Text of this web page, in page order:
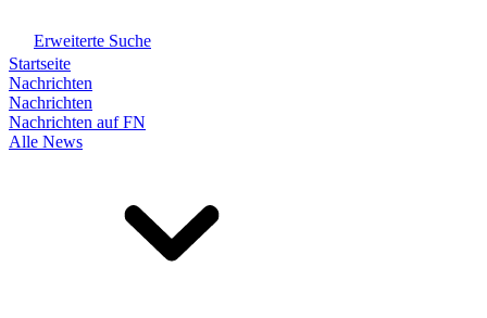
Erweiterte Suche
Startseite
Nachrichten
Nachrichten
Nachrichten auf FN
Alle News